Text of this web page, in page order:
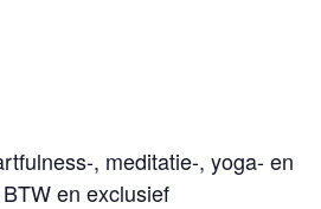
, meditatie-, yoga- en
en exclusief